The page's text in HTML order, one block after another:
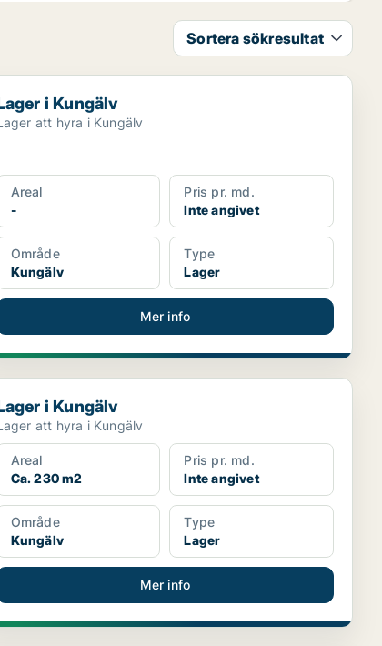
Sortera sökresultat
i Kungälv
i Kungälv
att hyra i Kungälv
Areal
-
Pris pr. md.
Inte angivet
Område
Kungälv
Type
Lager
Mer info
i Kungälv
i Kungälv
att hyra i Kungälv
Areal
Ca. 230 m2
Pris pr. md.
Inte angivet
Område
Kungälv
Type
Lager
Mer info